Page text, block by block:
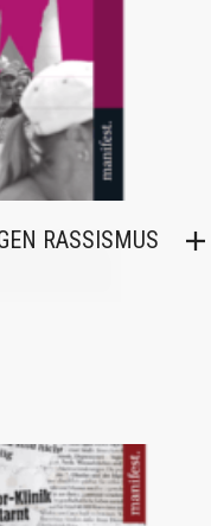
RASSISMUS